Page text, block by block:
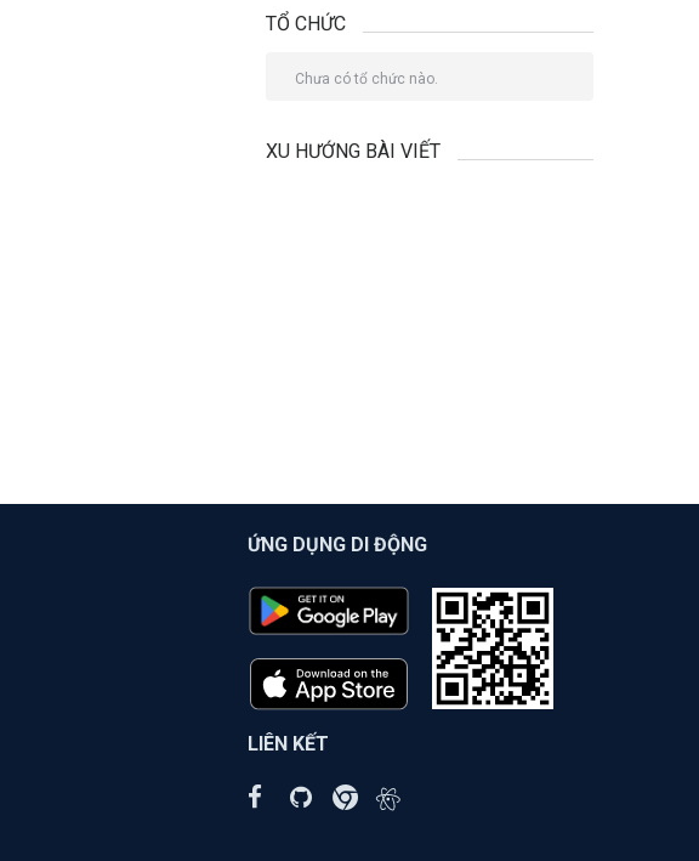
TỔ CHỨC
Chưa có tổ chức nào.
XU HƯỚNG BÀI VIẾT
ỨNG DỤNG DI ĐỘNG
LIÊN KẾT